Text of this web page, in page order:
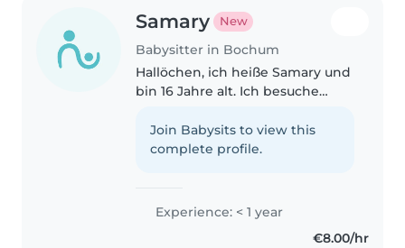
Samary New
Babysitter in Bochum
Hallöchen, ich heiße Samary und
bin 16 Jahre alt. Ich besuche
meiner Freizeit Leichtathletik.
Sport ist mir sehr wichtig und
Join Babysits to view this
complete profile.
Experience: < 1 year
€8.00/hr